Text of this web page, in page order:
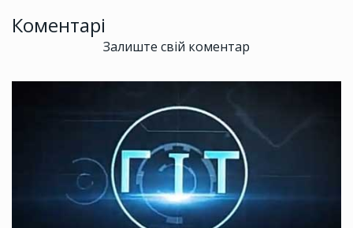
Коментарі
Залиште свій коментар